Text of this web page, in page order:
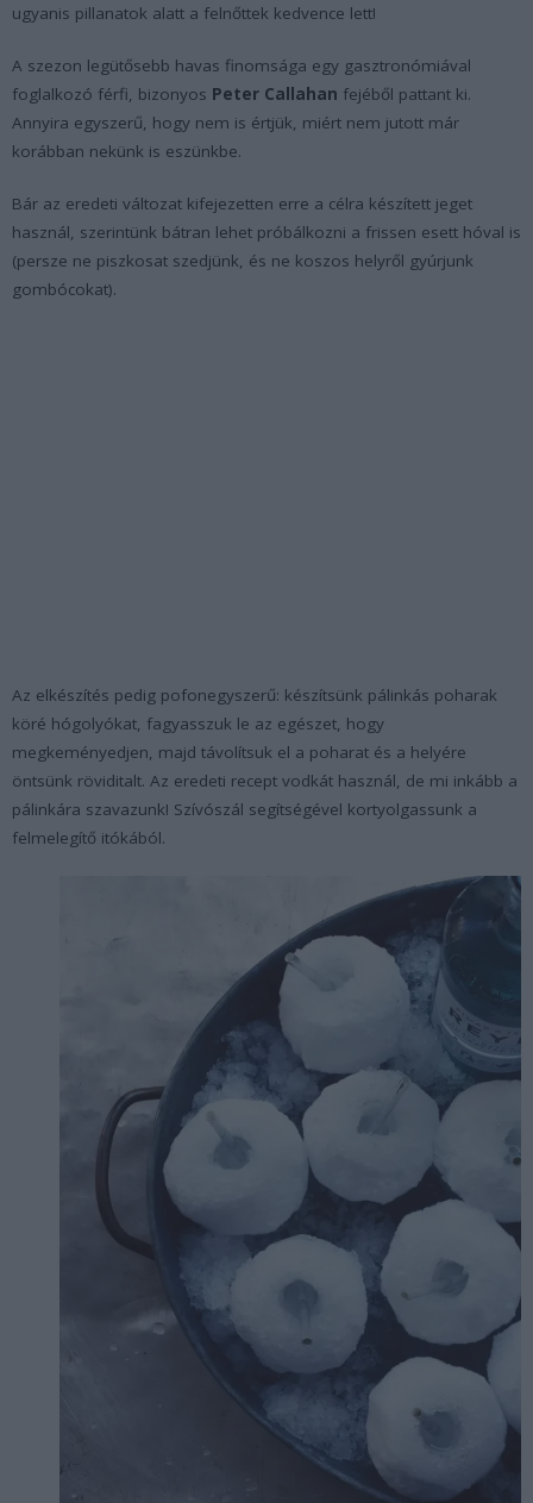
ugyanis pillanatok alatt a felnőttek kedvence lett!
A szezon legütősebb havas finomsága egy gasztronómiával
foglalkozó férfi, bizonyos Peter Callahan fejéből pattant ki.
Annyira egyszerű, hogy nem is értjük, miért nem jutott már
korábban nekünk is eszünkbe.
Bár az eredeti változat kifejezetten erre a célra készített jeget
használ, szerintünk bátran lehet próbálkozni a frissen esett hóval is
(persze ne piszkosat szedjünk, és ne koszos helyről gyúrjunk
gombócokat).
Az elkészítés pedig pofonegyszerű: készítsünk pálinkás poharak
köré hógolyókat, fagyasszuk le az egészet, hogy
megkeményedjen, majd távolítsuk el a poharat és a helyére
öntsünk röviditalt. Az eredeti recept vodkát használ, de mi inkább a
pálinkára szavazunk! Szívószál segítségével kortyolgassunk a
felmelegítő itókából.